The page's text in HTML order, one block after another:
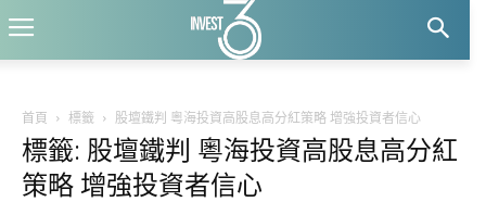
首頁 標籤 股壇鐵判 粵海投資高股息高分紅策略 增強投資者信心
標籤: 股壇鐵判 粵海投資高股息高分紅
策略 增強投資者信心